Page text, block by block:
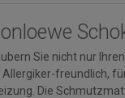
Sie nicht nur
freundlich,
Die